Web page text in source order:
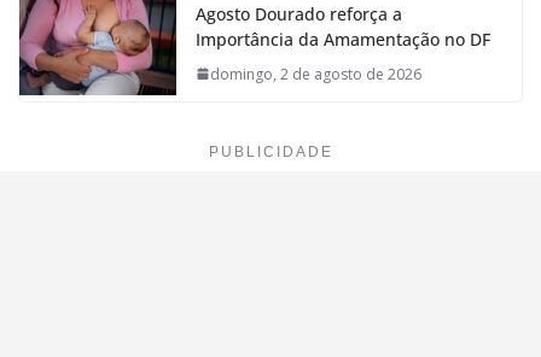
Agosto Dourado reforça a
Importância da Amamentação no DF
domingo, 2 de agosto de 2026
PUBLICIDADE